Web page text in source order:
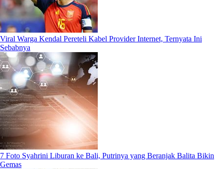
Viral Warga Kendal Pereteli Kabel Provider Internet, Ternyata Ini
Sebabnya
7 Foto Syahrini Liburan ke Bali, Putrinya yang Beranjak Balita Bikin
Gemas